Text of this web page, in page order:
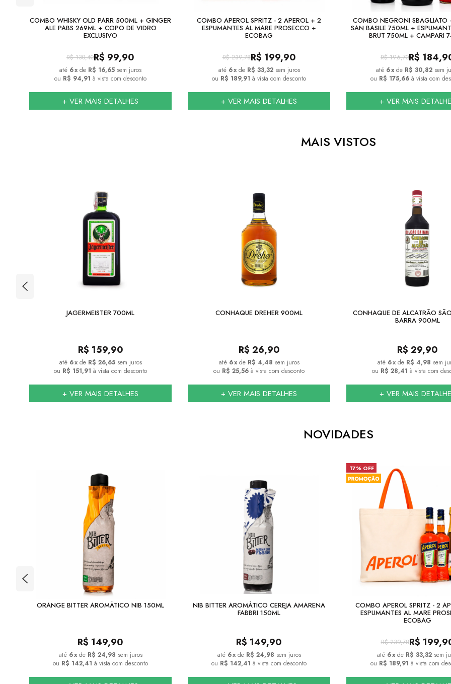
COMBO WHISKY OLD PARR 500ML + GINGER
ALE PABS 269ML + COPO DE VIDRO
EXCLUSIVO
R$ 130,40R$ 99,90
6x de R$ 16,65 sem juros
ou R$ 94,91 à vista com desconto
+ VER MAIS DETALHES
COMBO APEROL SPRITZ - 2 APEROL + 2
ESPUMANTES AL MARE PROSECCO +
ECOBAG
R$ 239,78R$ 199,90
6x de R$ 33,32 sem juros
ou R$ 189,91 à vista com desconto
+ VER MAIS DETALHES
COMBO NEGRONI SBAGLIATO
SAN BASILE 750ML +
BRUT 750ML + CAMPARI
R$ 196,70R$
6x de R$ 30,82 sem
ou R$ 175,66à vista com
+ VER MAIS
MAIS VISTOS
JAGERMEISTER 700ML
R$ 159,90
6x de R$ 26,65 sem juros
ou R$ 151,91 à vista com desconto
+ VER MAIS DETALHES
CONHAQUE DREHER 900ML
R$ 26,90
6x de R$ 4,48 sem juros
ou R$ 25,56 à vista com desconto
+ VER MAIS DETALHES
CONHAQUE DE ALCATRÃO
BARRA 900ML
R$ 29,90
6x de R$ 4,98 sem
ou R$ 28,41 à vista com
+ VER MAIS
NOVIDADES
ORANGE BITTER AROMÁTICO NIB 150ML
R$ 149,90
6x de R$ 24,98 sem juros
ou R$ 142,41 à vista com desconto
NIB BITTER AROMÁTICO CEREJA AMARENA
FABBRI 150ML
R$ 149,90
6x de R$ 24,98 sem juros
ou R$ 142,41 à vista com desconto
17% OFF
COMBO APEROL SPRITZ - 2
ESPUMANTES AL MARE
ECOBAG
R$ 239,78R$
6x de R$ 33,32 sem
ou R$ 189,91 à vista com